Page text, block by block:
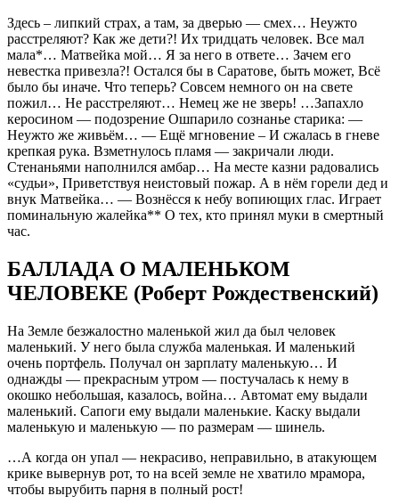
Здесь – липкий страх, а там, за дверью — смех… Неужто
расстреляют? Как же дети?! Их тридцать человек. Все мал
мала*… Матвейка мой… Я за него в ответе… Зачем его
невестка привезла?! Остался бы в Саратове, быть может, Всё
было бы иначе. Что теперь? Совсем немного он на свете
пожил… Не расстреляют… Немец же не зверь! …Запахло
керосином — подозрение Ошпарило сознанье старика: —
Неужто же живьём… — Ещё мгновение – И сжалась в гневе
крепкая рука. Взметнулось пламя — закричали люди.
Стенаньями наполнился амбар… На месте казни радовались
«судьи», Приветствуя неистовый пожар. А в нём горели дед и
внук Матвейка… — Вознёсся к небу вопиющих глас. Играет
поминальную жалейка** О тех, кто принял муки в смертный
час.
БАЛЛАДА О МАЛЕНЬКОМ
ЧЕЛОВЕКЕ (Роберт Рождественский)
На Земле безжалостно маленькой жил да был человек
маленький. У него была служба маленькая. И маленький
очень портфель. Получал он зарплату маленькую… И
однажды — прекрасным утром — постучалась к нему в
окошко небольшая, казалось, война… Автомат ему выдали
маленький. Сапоги ему выдали маленькие. Каску выдали
маленькую и маленькую — по размерам — шинель.
…А когда он упал — некрасиво, неправильно, в атакующем
крике вывернув рот, то на всей земле не хватило мрамора,
чтобы вырубить парня в полный рост!